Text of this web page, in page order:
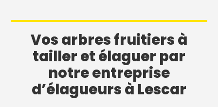
Vos arbres fruitiers à
tailler et élaguer par
notre entreprise
d’élagueurs à Lescar